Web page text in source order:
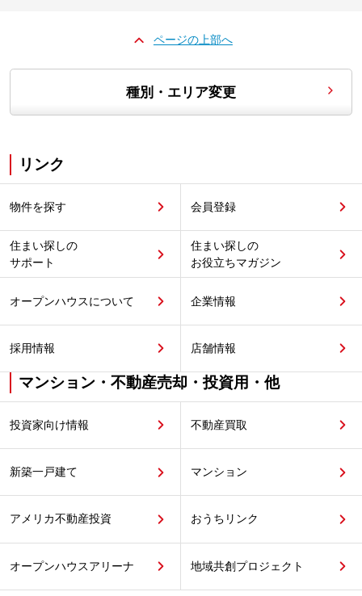
ページの上部へ
種別・エリア変更
リンク
物件を探す 会員登録
住まい探しの
サポート
住まい探しの
お役立ちマガジン
オープンハウスについて 企業情報
採用情報 店舗情報
マンション・不動産売却・投資用・他
投資家向け情報 不動産買取
新築一戸建て マンション
アメリカ不動産投資 おうちリンク
オープンハウスアリーナ 地域共創プロジェクト